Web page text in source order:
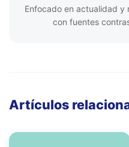
Enfocado en actualidad y
con fuentes
Artículos